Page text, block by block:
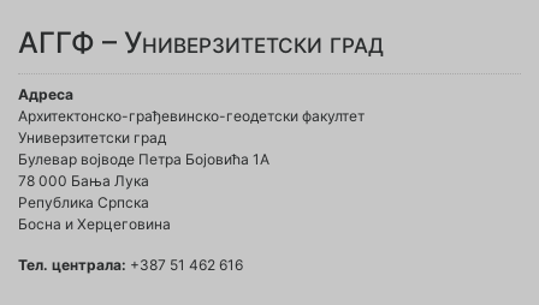
АГГФ – Универзитетски град
Адреса
Архитектонско-грађевинско-геодетски факултет
Универзитетски град
Булевар војводе Петра Бојовића 1A
78 000 Бања Лука
Република Српска
Босна и Херцеговина
Тел. централа: +387 51 462 616